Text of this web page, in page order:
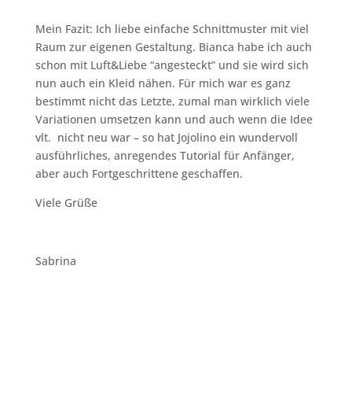
Mein Fazit: Ich liebe einfache Schnittmuster mit viel
Raum zur eigenen Gestaltung. Bianca habe ich auch
schon mit Luft&Liebe “angesteckt” und sie wird sich
nun auch ein Kleid nähen. Für mich war es ganz
bestimmt nicht das Letzte, zumal man wirklich viele
Variationen umsetzen kann und auch wenn die Idee
vlt. nicht neu war – so hat Jojolino ein wundervoll
ausführliches, anregendes Tutorial für Anfänger,
aber auch Fortgeschrittene geschaffen.
Viele Grüße
Sabrina